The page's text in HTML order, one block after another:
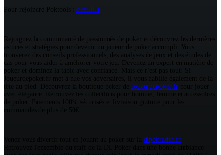
Pour rejoindre Poktools : c'est ICI
Rejoignez la communauté de passionnés de poker et découvrez les dernières
astuces et stratégies pour devenir un joueur de poker accompli. Vous
trouverez des conseils professionnels, des analyses de jeux et des études de
Joueurdepoker.fr
dlpokradio.fr